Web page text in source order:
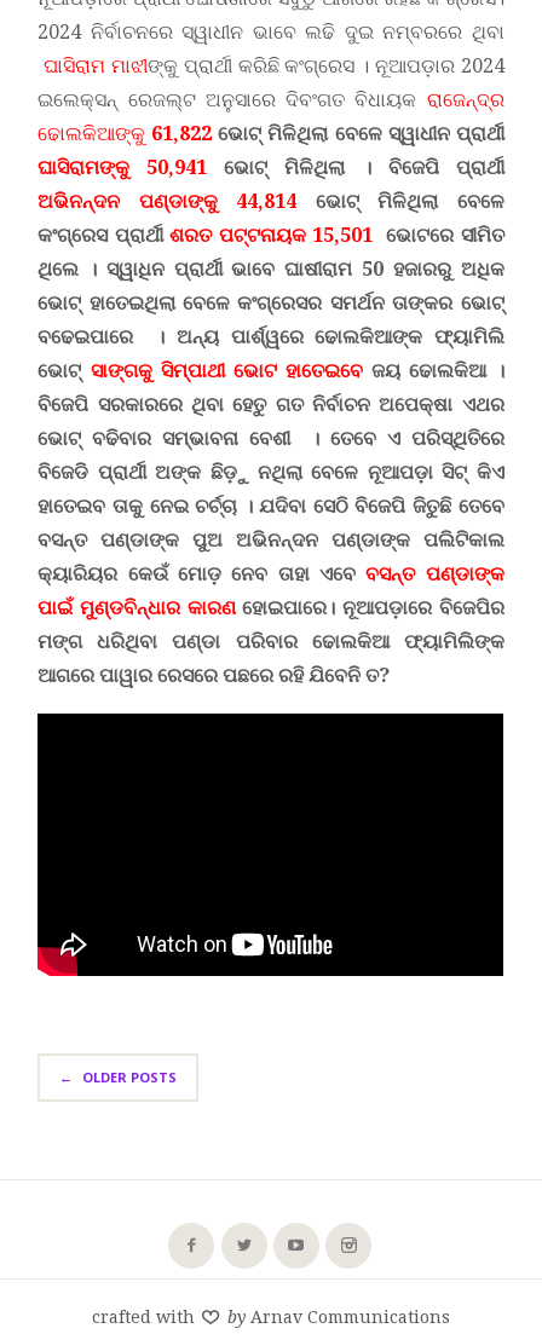
2024 ନିର୍ବାଚନରେ ସ୍ୱାଧୀନ ଭାବେ ଲଢି ଦୁଇ ନମ୍ବରରେ ଥିବା
ଘାସିରାମ ମାଝୀଙ୍କୁ ପ୍ରାର୍ଥୀ କରିଛି କଂଗ୍ରେସ । ନୂଆପଡ଼ାର 2024
ଇଲେକ୍ସନ୍ ରେଜଲ୍ଟ ଅନୁସାରେ ଦିବଂଗତ ବିଧାୟକ ରାଜେନ୍ଦ୍ର
ଢୋଲକିଆଙ୍କୁ 61,822 ଭୋଟ୍ ମିଳିଥିଲା ବେଳେ ସ୍ୱାଧୀନ ପ୍ରାର୍ଥୀ
ଘାସିରାମଙ୍କୁ 50,941
ଭୋଟ୍ ମିଳିଥିଲା । ବିଜେପି ପ୍ରାର୍ଥୀ
ଅଭିନନ୍ଦନ ପଣ୍ଡାଙ୍କୁ 44,814 ଭୋଟ୍ ମିଳିଥିଲା ବେଳେ
କଂଗ୍ରେସ ପ୍ରାର୍ଥୀଶରତ ପଟ୍ଟନାୟକ 15,501
ଭୋଟରେ ସୀମିତ
ଥିଲେ । ସ୍ୱାଧିନ ପ୍ରାର୍ଥୀ ଭାବେ ଘାଷୀରାମ 50 ହଜାରରୁ ଅଧିକ
ଭୋଟ୍ ହାତେଇଥିଲା ବେଳେ କଂଗ୍ରେସର ସମର୍ଥନ ତାଙ୍କର ଭୋଟ୍
ବଢେଇପାରେ । ଅନ୍ୟ ପାର୍ଶ୍ୱରେ ଢୋଲକିଆଙ୍କ ଫ୍ୟାମିଲି
ଭୋଟ୍ ସାଙ୍ଗକୁ ସିମ୍ପାଥୀ ଭୋଟ ହାତେଇବେ ଜୟ ଢୋଲକିଆ ।
ବିଜେପି ସରକାରରେ ଥିବା ହେତୁ ଗତ ନିର୍ବାଚନ ଅପେକ୍ଷା ଏଥର
ଭୋଟ୍ ବଢିବାର ସମ୍ଭାବନା ବେଶୀ । ତେବେ ଏ ପରିସ୍ଥିତିରେ
ବିଜେଡି ପ୍ରାର୍ଥୀ ଅଙ୍କ ଛିଡ଼ୁ ନଥିଲା ବେଳେ ନୂଆପଡ଼ା ସିଟ୍ କିଏ
ହାତେଇବ ତାକୁ ନେଇ ଚର୍ଚ୍ଚା । ଯଦିବା ସେଠି ବିଜେପି ଜିତୁଛି ତେବେ
ବସନ୍ତ ପଣ୍ଡାଙ୍କ ପୁଅ ଅଭିନନ୍ଦନ ପଣ୍ଡାଙ୍କ ପଲିଟିକାଲ
କ୍ୟାରିୟର କେଉଁ ମୋଡ଼ ନେବ ତାହା ଏବେବସନ୍ତ ପଣ୍ଡାଙ୍କ
ପାଇଁ ମୁଣ୍ଡବିନ୍ଧାର କାରଣହୋଇପାରେ। ନୂଆପଡ଼ାରେ ବିଜେପିର
ମଙ୍ଗ ଧରିଥିବା ପଣ୍ଡା ପରିବାର ଢୋଲକିଆ ଫ୍ୟାମିଲିଙ୍କ
ଆଗରେ ପାୱାର ରେସରେ ପଛରେ ରହି ଯିବେନି ତ?
← OLDER POSTS
crafted with by Arnav Communications